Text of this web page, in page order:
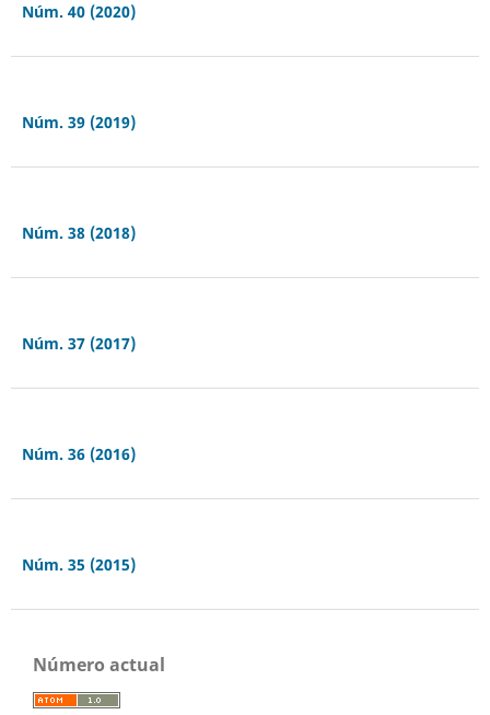
Núm. 40 (2020)
Núm. 39 (2019)
Núm. 38 (2018)
Núm. 37 (2017)
Núm. 36 (2016)
Núm. 35 (2015)
Número actual